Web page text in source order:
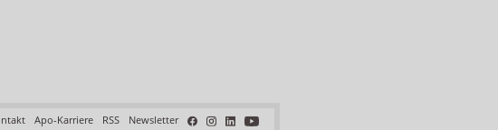
Newsletter
RSS
Apo-Karriere